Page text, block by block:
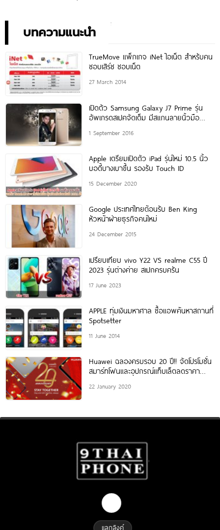
บทความแนะนำ
TrueMove แพ็กเกจ iNet ไอเน็ต สำหรับคน
ชอบเสิร์ช ชอบเน็ต
27 March 2014
เปิดตัว Samsung Galaxy J7 Prime รุ่น
อัพเกรดสเปคจัดเต็ม มีสแกนลายนิ้วมือ
1 September 2016
Apple เตรียมเปิดตัว iPad รุ่นใหม่ 10.5 นิ้ว
บอดี้บางเบาขึ้น รองรับ Touch ID
15 December 2020
Google ประเทศไทยต้อนรับ Ben King
หัวหน้าฝ่ายธุรกิจคนใหม่
24 December 2015
เปรียบเทียบ vivo Y22 VS realme C55 ปี
2023 รุ่นต่างค่าย สเปกครบครัน
17 June 2023
APPLE ทุ่มเงินมหาศาล ซื้อแอพค้นหาสถานที่
Spotsetter
11 June 2014
Huawei ฉลองครบรอบ 20 ปี!! จัดโปรโมชั่น
สมาร์ทโฟนและอุปกรณ์แท็บเล็ตลดราคา
เพียบ
22 January 2020
แลกลิงค์